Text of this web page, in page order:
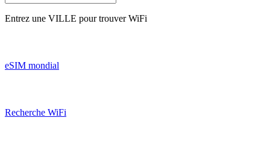
Entrez une VILLE pour trouver WiFi
eSIM mondial
Recherche WiFi